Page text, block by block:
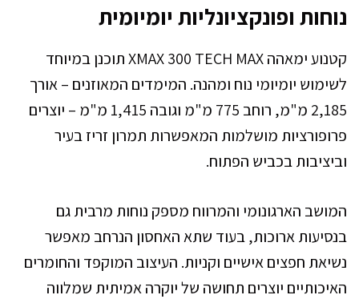
נוחות ופונקציונליות יומיומית
קטנוע ימאהה XMAX 300 TECH MAX תוכנן במיוחד
לשימוש יומיומי נוח ומהנה. המימדים המאוזנים – אורך
2,185 מ"מ, רוחב 775 מ"מ וגובה 1,415 מ"מ – יוצרים
פרופורציות מושלמות המאפשרות תמרון זריז בעיר
וביציבות בכביש הפתוח.
המושב הארגונומי והמרווח מספק נוחות מרבית גם
בנסיעות ארוכות, בעוד שתא האחסון הנרחב מאפשר
נשיאת חפצים אישיים וקניות. העיצוב המוקפד והחומרים
האיכותיים יוצרים תחושה של יוקרה אמיתית שמלווה